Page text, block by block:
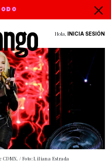
Hola, INICIA SESIÓN
CDMX. / Foto: Liliana Estrada